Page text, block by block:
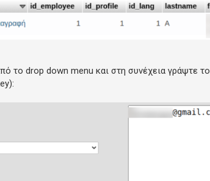
το drop down menu και στη συνέχεια γράψτε το